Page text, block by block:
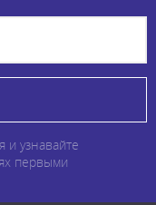
узнавайте
первыми